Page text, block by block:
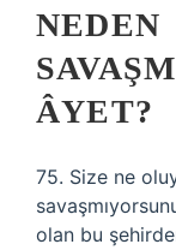
NEDEN
ÂYET?
75. Size ne
olan bu